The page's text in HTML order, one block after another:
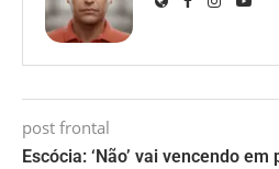
post frontal
Escócia: ‘Não’ vai vencendo